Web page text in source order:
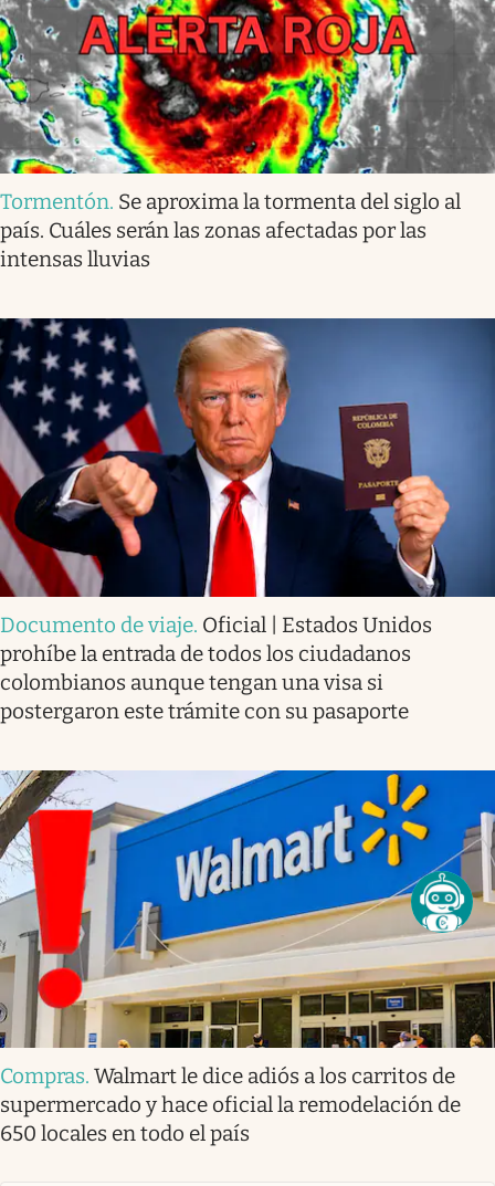
Tormentón. Se aproxima la tormenta del siglo al
país. Cuáles serán las zonas afectadas por las
intensas lluvias
Documento de viaje. Oficial | Estados Unidos
prohíbe la entrada de todos los ciudadanos
colombianos aunque tengan una visa si
postergaron este trámite con su pasaporte
Compras. Walmart le dice adiós a los carritos de
supermercado y hace oficial la remodelación de
650 locales en todo el país